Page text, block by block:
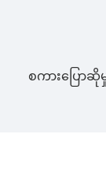
စကားပြောဆိုမှု